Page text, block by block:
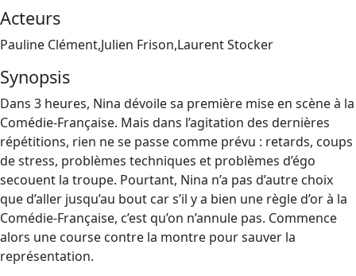
Acteurs
Pauline Clément,Julien Frison,Laurent Stocker
Synopsis
Dans 3 heures, Nina dévoile sa première mise en scène à la
Comédie-Française. Mais dans l’agitation des dernières
répétitions, rien ne se passe comme prévu : retards, coups
de stress, problèmes techniques et problèmes d’égo
secouent la troupe. Pourtant, Nina n’a pas d’autre choix
que d’aller jusqu’au bout car s’il y a bien une règle d’or à la
Comédie-Française, c’est qu’on n’annule pas. Commence
alors une course contre la montre pour sauver la
représentation.